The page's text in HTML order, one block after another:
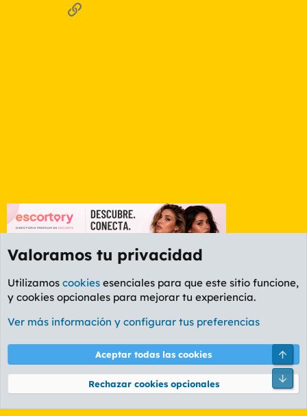
Enlace
Foro General
Cookies
PL OLDSTYLE AMARILLO
Términos y reglas Política de privacidad Ayuda
Community platform by XenForo® © 2010-2026 XenForo Ltd.
Valoramos tu privacidad
Utilizamos cookies esenciales para que este sitio funcione,
y cookies opcionales para mejorar tu experiencia.
Ver más información y configurar tus preferencias
Aceptar todas las cookies
Rechazar cookies opcionales
Pie